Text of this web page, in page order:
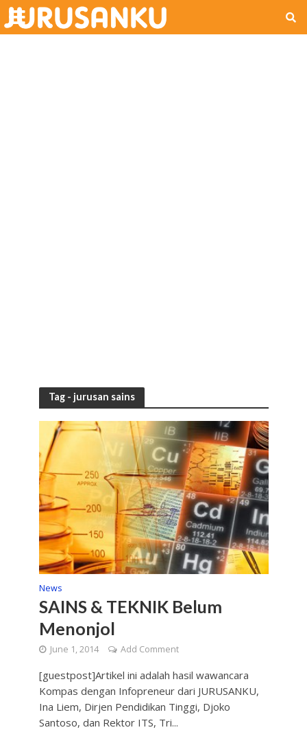
Tag - jurusan sains
News
SAINS & TEKNIK Belum
Menonjol
June 1, 2014 Add Comment
[guestpost]Artikel ini adalah hasil wawancara
Kompas dengan Infopreneur dari JURUSANKU,
Ina Liem, Dirjen Pendidikan Tinggi, Djoko
Santoso, dan Rektor ITS, Tri...